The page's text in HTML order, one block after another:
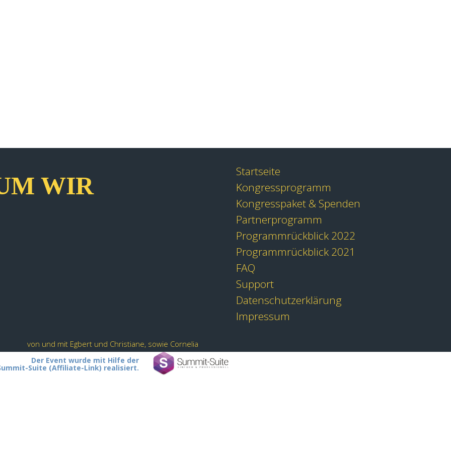
WIR
Startseite
Kongressprogramm
Kongresspaket & Spenden
Partnerprogramm
Programmrückblick 2022
Programmrückblick 2021
FAQ
Support
Datenschutzerklärung
Impressum
von und mit Egbert und Christiane, sowie Cornelia
Der Event wurde mit Hilfe der
Suite (Affiliate-Link) realisiert.